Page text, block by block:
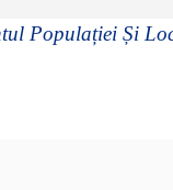
Populației Și